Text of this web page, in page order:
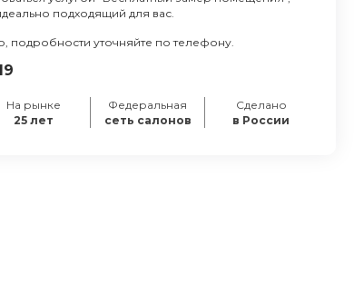
подходящий для вас.
подробности уточняйте по телефону.
На рынке
25 лет
Федеральная
сеть салонов
Сделано
в России